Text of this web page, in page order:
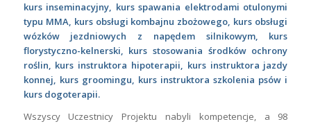
kurs inseminacyjny, kurs spawania elektrodami otulonymi
typu MMA, kurs obsługi kombajnu zbożowego, kurs obsługi
wózków jezdniowych z napędem silnikowym, kurs
florystyczno-kelnerski, kurs stosowania środków ochrony
roślin, kurs instruktora hipoterapii, kurs instruktora jazdy
konnej, kurs groomingu, kurs instruktora szkolenia psów i
kurs dogoterapii.
Wszyscy Uczestnicy Projektu nabyli kompetencje, a 98